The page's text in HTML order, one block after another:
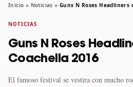
Inicio » Noticias » Guns N Roses Headliners
NOTICIAS
Guns N Roses
Coachella 2016
El famoso festival se vestira con mucho